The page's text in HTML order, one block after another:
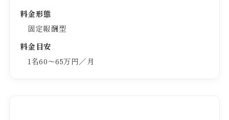
料金形態
固定報酬型
料金目安
1名60〜65万円／月